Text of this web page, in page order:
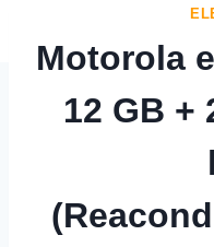
Motorola
12 GB +